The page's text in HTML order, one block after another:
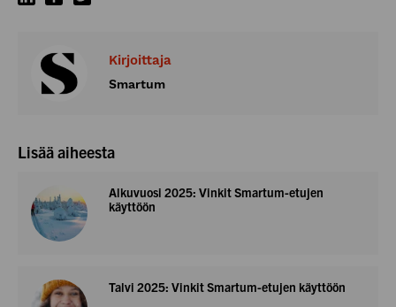
Kirjoittaja
Smartum
Lisää aiheesta
Alkuvuosi 2025: Vinkit Smartum-etujen
käyttöön
Talvi 2025: Vinkit Smartum-etujen käyttöön